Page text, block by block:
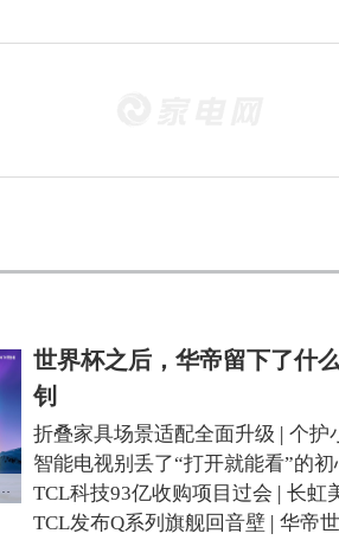
“：长虹追光Q70S给高端电视打了个样
世界杯之后，华帝留下了什
钊
折叠家具场景适配全面升级 | 个护
智能电视别丢了“打开就能看”的初
TCL科技93亿收购项目过会 | 长虹
TCL发布Q系列旗舰回音壁 | 华帝